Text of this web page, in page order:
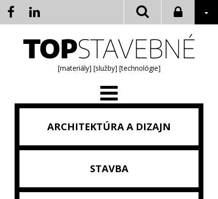
[materiály] [služby] [technológie]
ARCHITEKTÚRA A DIZAJN
STAVBA